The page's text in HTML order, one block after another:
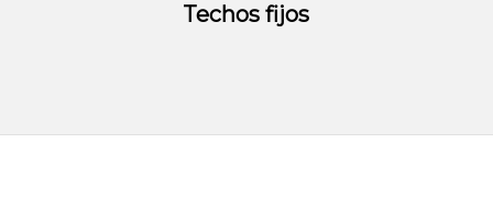
Techos fijos